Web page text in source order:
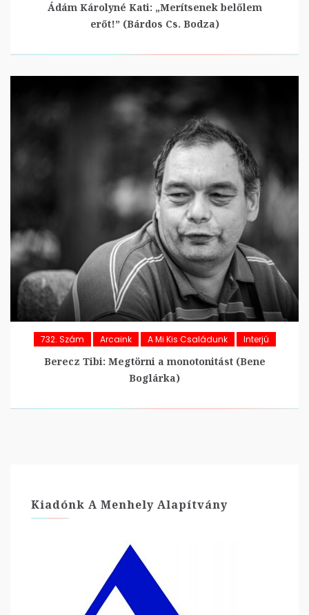
Ádám Károlyné Kati: „Merítsenek belőlem
erőt!” (Bárdos Cs. Bodza)
732. Szám Arcaink A Mi Kis Családunk Interjú
Berecz Tibi: Megtörni a monotonitást (Bene
Boglárka)
Kiadónk A Menhely Alapítvány